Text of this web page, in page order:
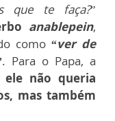
que te faça?”
anablepein,
como “ver de
. Para o Papa, a
ele não queria
mas também